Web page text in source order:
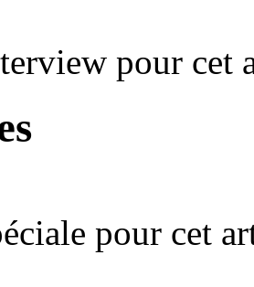
pour cet
pour cet